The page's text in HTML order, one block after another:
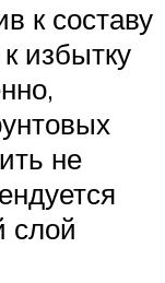
к составу
избытку
не
слой